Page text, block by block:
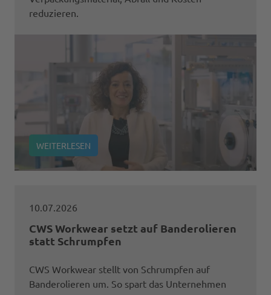
reduzieren.
WEITERLESEN
10.07.2026
CWS Workwear setzt auf Banderolieren
statt Schrumpfen
CWS Workwear stellt von Schrumpfen auf
Banderolieren um. So spart das Unternehmen